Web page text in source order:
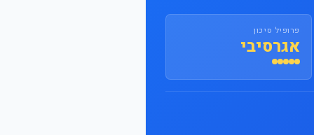
פרופיל סיכון
אגרסיבי